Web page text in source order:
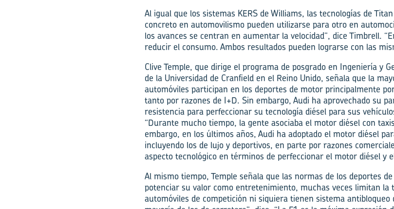
Al igual que los sistemas KERS de Williams, las tecnologías de
concreto en automovilismo pueden utilizarse para otro en
los avances se centran en aumentar la velocidad”, dice Timbrell.
reducir el consumo. Ambos resultados pueden lograrse con las
Clive Temple, que dirige el programa de posgrado en Ingeniería y
de la Universidad de Cranfield en el Reino Unido, señala que la
automóviles participan en los deportes de motor principalmente
tanto por razones de I+D. Sin embargo, Audi ha aprovechado su
resistencia para perfeccionar su tecnología diésel para sus
“Durante mucho tiempo, la gente asociaba el motor diésel con
embargo, en los últimos años, Audi ha adoptado el motor diésel
incluyendo los de lujo y deportivos, en parte por razones
aspecto tecnológico en términos de perfeccionar el motor diésel y
Al mismo tiempo, Temple señala que las normas de los deportes
potenciar su valor como entretenimiento, muchas veces limitan la
automóviles de competición ni siquiera tienen sistema